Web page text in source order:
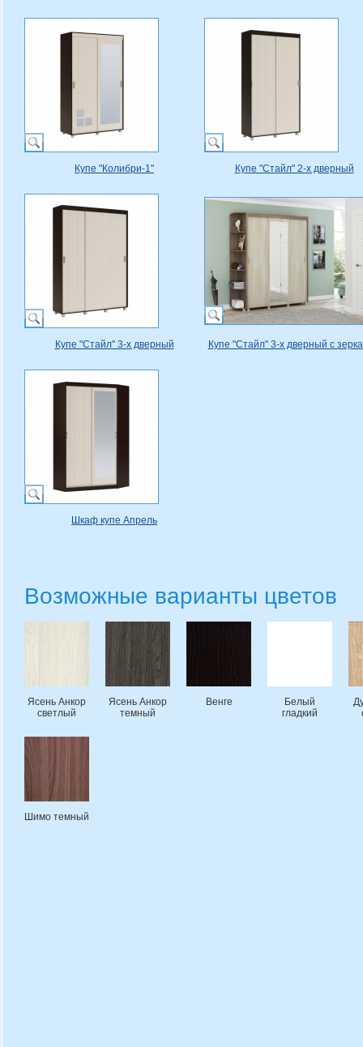
Купе "Колибри-1" Купе "Стайл" 2-х дверный
Купе "Стайл" 3-х дверный Купе "Стайл" 3-х дверный с
Шкаф купе Апрель
Возможные варианты цветов
Ясень Анкор
светлый
Ясень Анкор
темный
Венге
Белый
гладкий
Шимо темный